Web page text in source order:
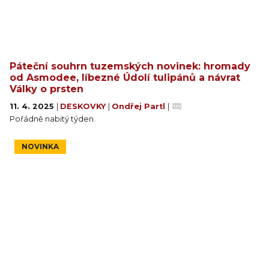
Páteční souhrn tuzemských novinek: hromady
od Asmodee, líbezné Údolí tulipánů a návrat
Války o prsten
11. 4. 2025 DESKOVKY Ondřej Partl
Pořádně nabitý týden.
NOVINKA